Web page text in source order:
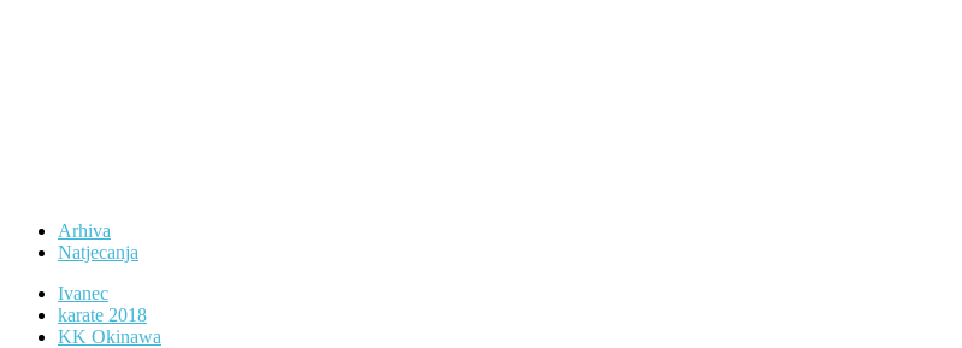
Arhiva
Natjecanja
Ivanec
karate 2018
KK Okinawa